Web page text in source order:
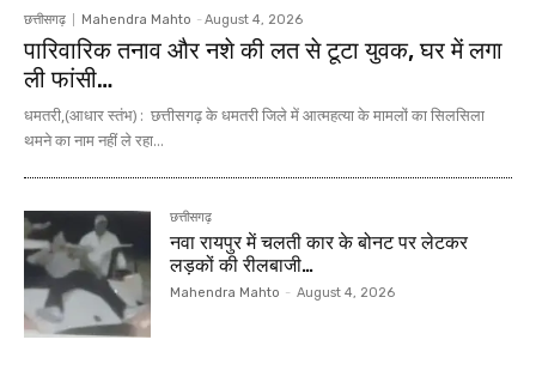
छत्तीसगढ़ Mahendra Mahto - August 4, 2026
पारिवारिक तनाव और नशे की लत से टूटा युवक, घर में लगा
ली फांसी…
धमतरी,(आधार स्तंभ) : छत्तीसगढ़ के धमतरी जिले में आत्महत्या के मामलों का सिलसिला
थमने का नाम नहीं ले रहा...
छत्तीसगढ़
नवा रायपुर में चलती कार के बोनट पर लेटकर
लड़कों की रीलबाजी…
Mahendra Mahto - August 4, 2026